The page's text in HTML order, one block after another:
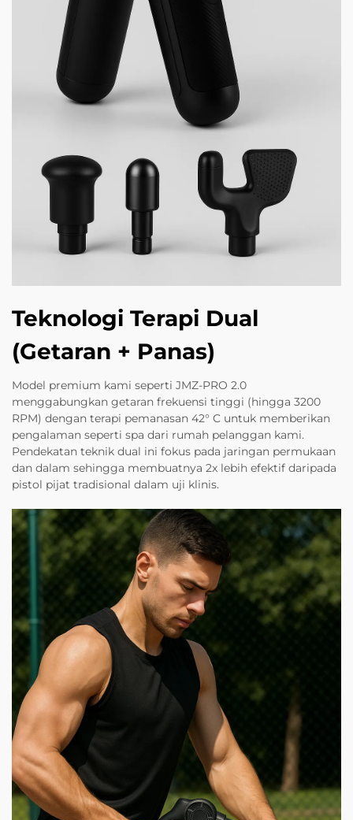
Teknologi Terapi Dual
(Getaran + Panas)
Model premium kami seperti JMZ-PRO 2.0
menggabungkan getaran frekuensi tinggi (hingga 3200
RPM) dengan terapi pemanasan 42° C untuk memberikan
pengalaman seperti spa dari rumah pelanggan kami.
Pendekatan teknik dual ini fokus pada jaringan permukaan
dan dalam sehingga membuatnya 2x lebih efektif daripada
pistol pijat tradisional dalam uji klinis.